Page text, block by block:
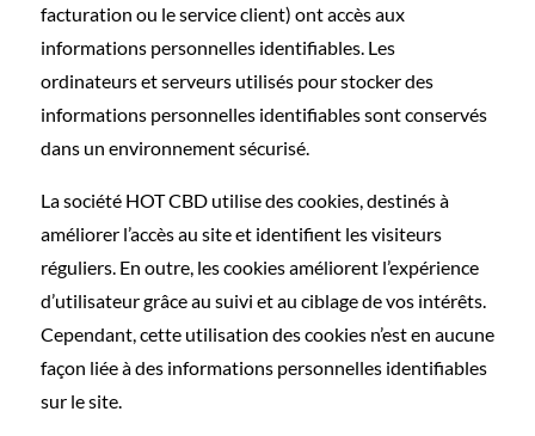
facturation ou le service client) ont accès aux
informations personnelles identifiables. Les
ordinateurs et serveurs utilisés pour stocker des
informations personnelles identifiables sont conservés
dans un environnement sécurisé.
La société HOT CBD utilise des cookies, destinés à
améliorer l’accès au site et identifient les visiteurs
réguliers. En outre, les cookies améliorent l’expérience
d’utilisateur grâce au suivi et au ciblage de vos intérêts.
Cependant, cette utilisation des cookies n’est en aucune
façon liée à des informations personnelles identifiables
sur le site.